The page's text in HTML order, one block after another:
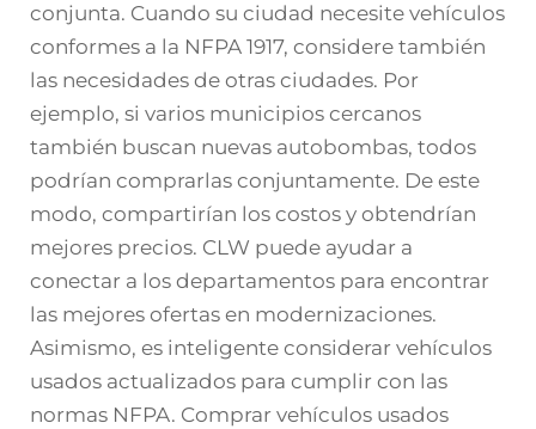
conjunta. Cuando su ciudad necesite vehículos
conformes a la NFPA 1917, considere también
las necesidades de otras ciudades. Por
ejemplo, si varios municipios cercanos
también buscan nuevas autobombas, todos
podrían comprarlas conjuntamente. De este
modo, compartirían los costos y obtendrían
mejores precios. CLW puede ayudar a
conectar a los departamentos para encontrar
las mejores ofertas en modernizaciones.
Asimismo, es inteligente considerar vehículos
usados actualizados para cumplir con las
normas NFPA. Comprar vehículos usados